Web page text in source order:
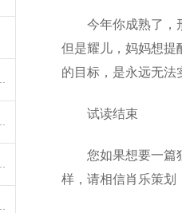
今年你成熟了，
但是耀儿，妈妈想提
的目标，是永远无法
试读结束
您如果想要一篇
样，请相信肖乐策划